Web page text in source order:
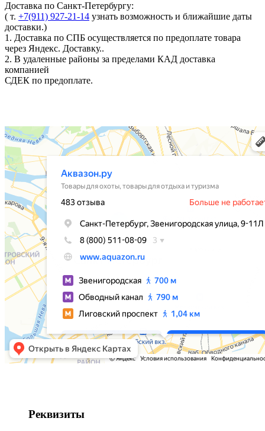
Доставка по Санкт-Петербургу:
( т. +7(911) 927-21-14 узнать возможность и ближайшие даты
доставки.)
1. Доставка по СПБ осуществляется по предоплате товара
через Яндекс. Доставку..
2. В удаленные районы за пределами КАД доставка
компанией
СДЕК по предоплате.
Реквизиты